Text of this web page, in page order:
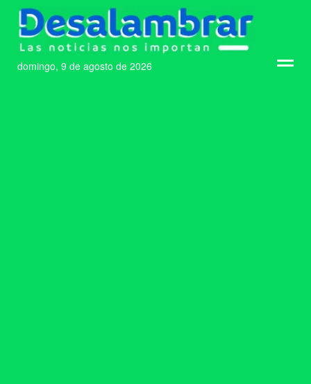
domingo, 9 de agosto de 2026